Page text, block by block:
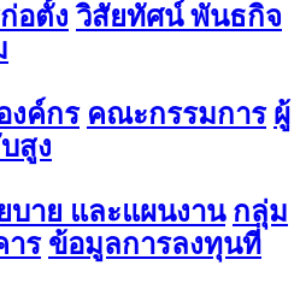
อตั้ง วิสัยทัศน์ พันธกิจ
งค์กร คณะกรรมการ ผู้
สูง
บาย และแผนงาน กลุ่ม
าร ข้อมูลการลงทุนที่